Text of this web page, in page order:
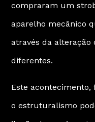
compraram um
aparelho mecânico
através da alteração
diferentes.
Este
o estruturalismo